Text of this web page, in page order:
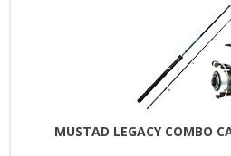
MUSTAD LEGACY COMBO